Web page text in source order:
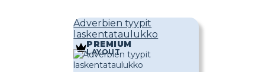
Adverbien tyypit
laskentataulukko
PREMIUM
LAYOUT